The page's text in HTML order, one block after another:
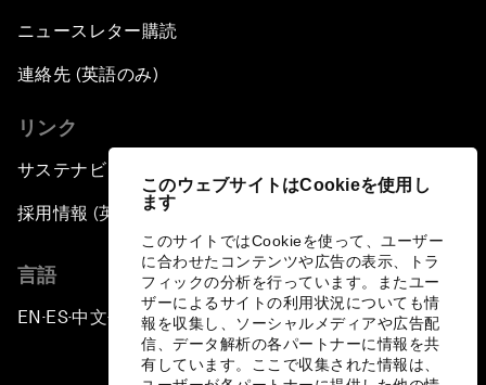
このウェブサイトはCookieを使用し
ます
このサイトではCookieを使って、ユーザー
に合わせたコンテンツや広告の表示、トラ
フィックの分析を行っています。またユー
ザーによるサイトの利用状況についても情
報を収集し、ソーシャルメディアや広告配
信、データ解析の各パートナーに情報を共
有しています。ここで収集された情報は、
ニュースレター購読
連絡先 (英語のみ)
リンク
サステナビリティへの取り組み
採用情報 (英語のみ)
言語
EN ▪ ES▪中文▪ 日本語